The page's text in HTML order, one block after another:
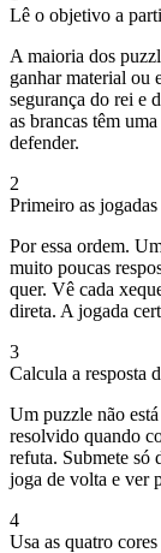
Lê o objetivo a
A maioria dos
ganhar material ou
segurança do rei e
as brancas têm
defender.
2
Primeiro as
Por essa ordem.
muito poucas
quer. Vê cada
direta. A jogada
3
Calcula a resposta
Um puzzle não
resolvido quando
refuta. Submete só
joga de volta e ver
4
Usa as quatro cores